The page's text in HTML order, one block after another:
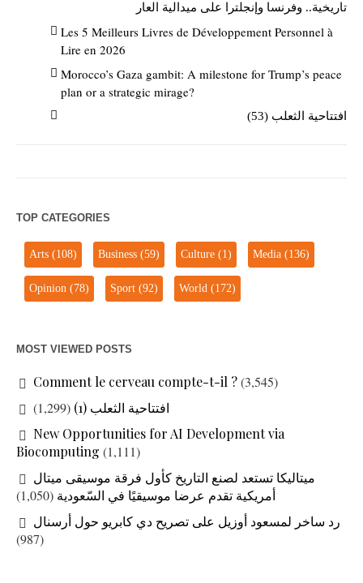
تاريخية.. وفرنسا وإنجلترا على ميدالية العار
Les 5 Meilleurs Livres de Développement Personnel à
Lire en 2026
Morocco’s Gaza gambit: A milestone for Trump’s peace
plan or a strategic mirage?
افتتاحية الثعلب (53)
TOP CATEGORIES
Arts (108) Business (59) Culture (1) Media (136)
Opinion (78) Sport (92) World (172)
MOST VIEWED POSTS
Comment le cerveau compte-t-il ?(3,545)
افتتاحية الثعلب (1)
(1,299)
New Opportunities for AI Development via
Biocomputing (1,111)
ميتاليكا تستعد لصنع التاريخ كأول فرقة موسيقى ميتال
أمريكية تقدم عرضا موسيقيًا في السّعودية (1,050)
رد ساخر لمسعود أوزيل على تصريح دي كابريو حول أرسنال
(987)